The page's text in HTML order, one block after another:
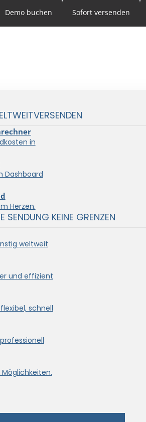
in
Dashboard
Herzen.
SENDUNG KEINE GRENZEN
weltweit
und effizient
schnell
Demo buchen Sofort versenden